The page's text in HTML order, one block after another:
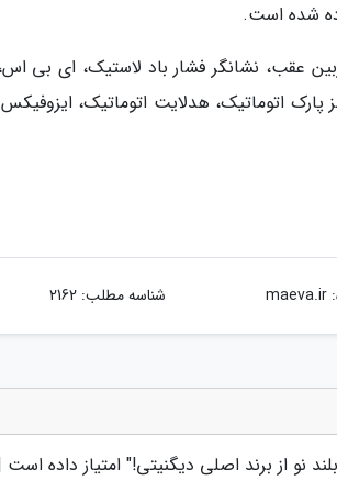
شده است.
عقب، نشانگر فشار باد لاستیک، ای بی
پارک اتوماتیک، هدلایت اتوماتیک،
maeva.ir شناسه مطلب: 2162
" امتیاز داده است